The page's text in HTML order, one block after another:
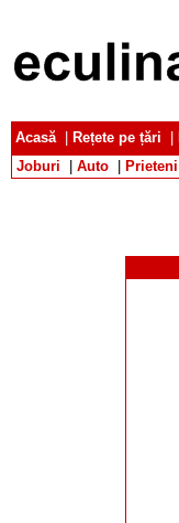
Acasă| Rețete pe țări
Joburi
Auto Prieteni